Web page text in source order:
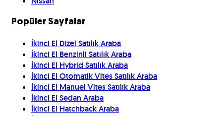
Popüler Sayfalar
İkinci El Dizel Satılık Araba
İkinci El Benzinli Satılık Araba
İkinci El Hybrid Satılık Araba
İkinci El Otomatik Vites Satılık Araba
İkinci El Manuel Vites Satılık Araba
İkinci El Sedan Araba
İkinci El Hatchback Araba